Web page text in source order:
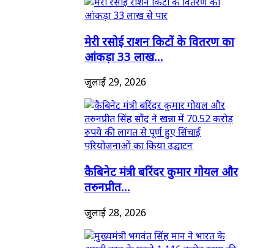
मेरी रसोई राशन किटों के वितरण का
आंकड़ा 33 लाख...
जुलाई 29, 2026
कैबिनेट मंत्री बरिंदर कुमार गोयल और
तरुनप्रीत...
जुलाई 28, 2026